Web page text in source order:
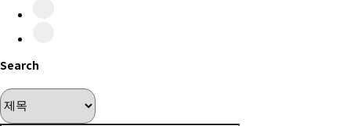
Search